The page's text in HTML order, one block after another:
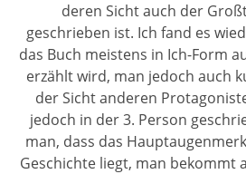
deren Sicht auch der
geschrieben ist. Ich fand es
das Buch meistens in Ich-Form
erzählt wird, man jedoch auch
der Sicht anderen
jedoch in der 3. Person
man, dass das
Geschichte liegt, man bekommt